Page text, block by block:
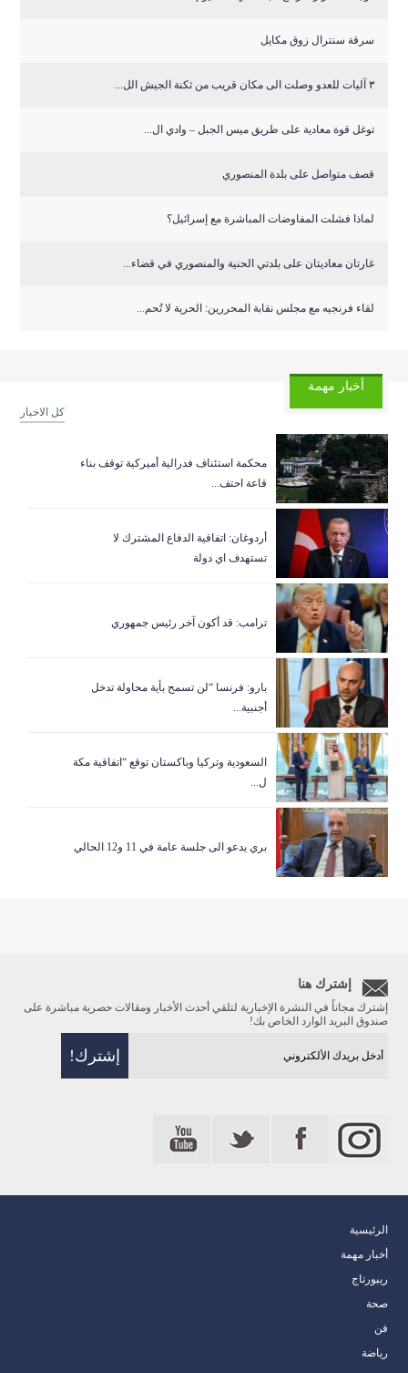
سرقة سنترال زوق مكايل
٣ آليات للعدو وصلت الى مكان قريب من ثكنة الجيش الل...
توغل قوة معادية على طريق ميس الجبل – وادي ال...
قصف متواصل على بلدة المنصوري
لماذا فشلت المفاوضات المباشرة مع إسرائيل؟
غارتان معاديتان على بلدتي الحنية والمنصوري في قضاء...
لقاء فرنجيه مع مجلس نقابة المحررين: الحرية لا تُحم...
أخبار مهمة
كل الاخبار
‏محكمة استئناف فدرالية أميركية توقف بناء
قاعة احتف...
أردوغان: اتفاقية الدفاع المشترك لا
تستهدف اي دولة
ترامب: قد أكون آخر رئيس جمهوري
بارو: فرنسا “لن تسمح بأية محاولة تدخل
أجنبية...
السعودية وتركيا وباكستان توقع “اتفاقية مكة
ل...
بري يدعو الى جلسة عامة في 11 و12 الحالي
إشترك هنا
إشترك مجاناً في النشرة الإخبارية لتلقي أحدث الأخبار ومقالات حصرية مباشرة على
صندوق البريد الوارد الخاص بك!
الرئيسية
أخبار مهمة
ريبورتاج
صحة
فن
رياضة